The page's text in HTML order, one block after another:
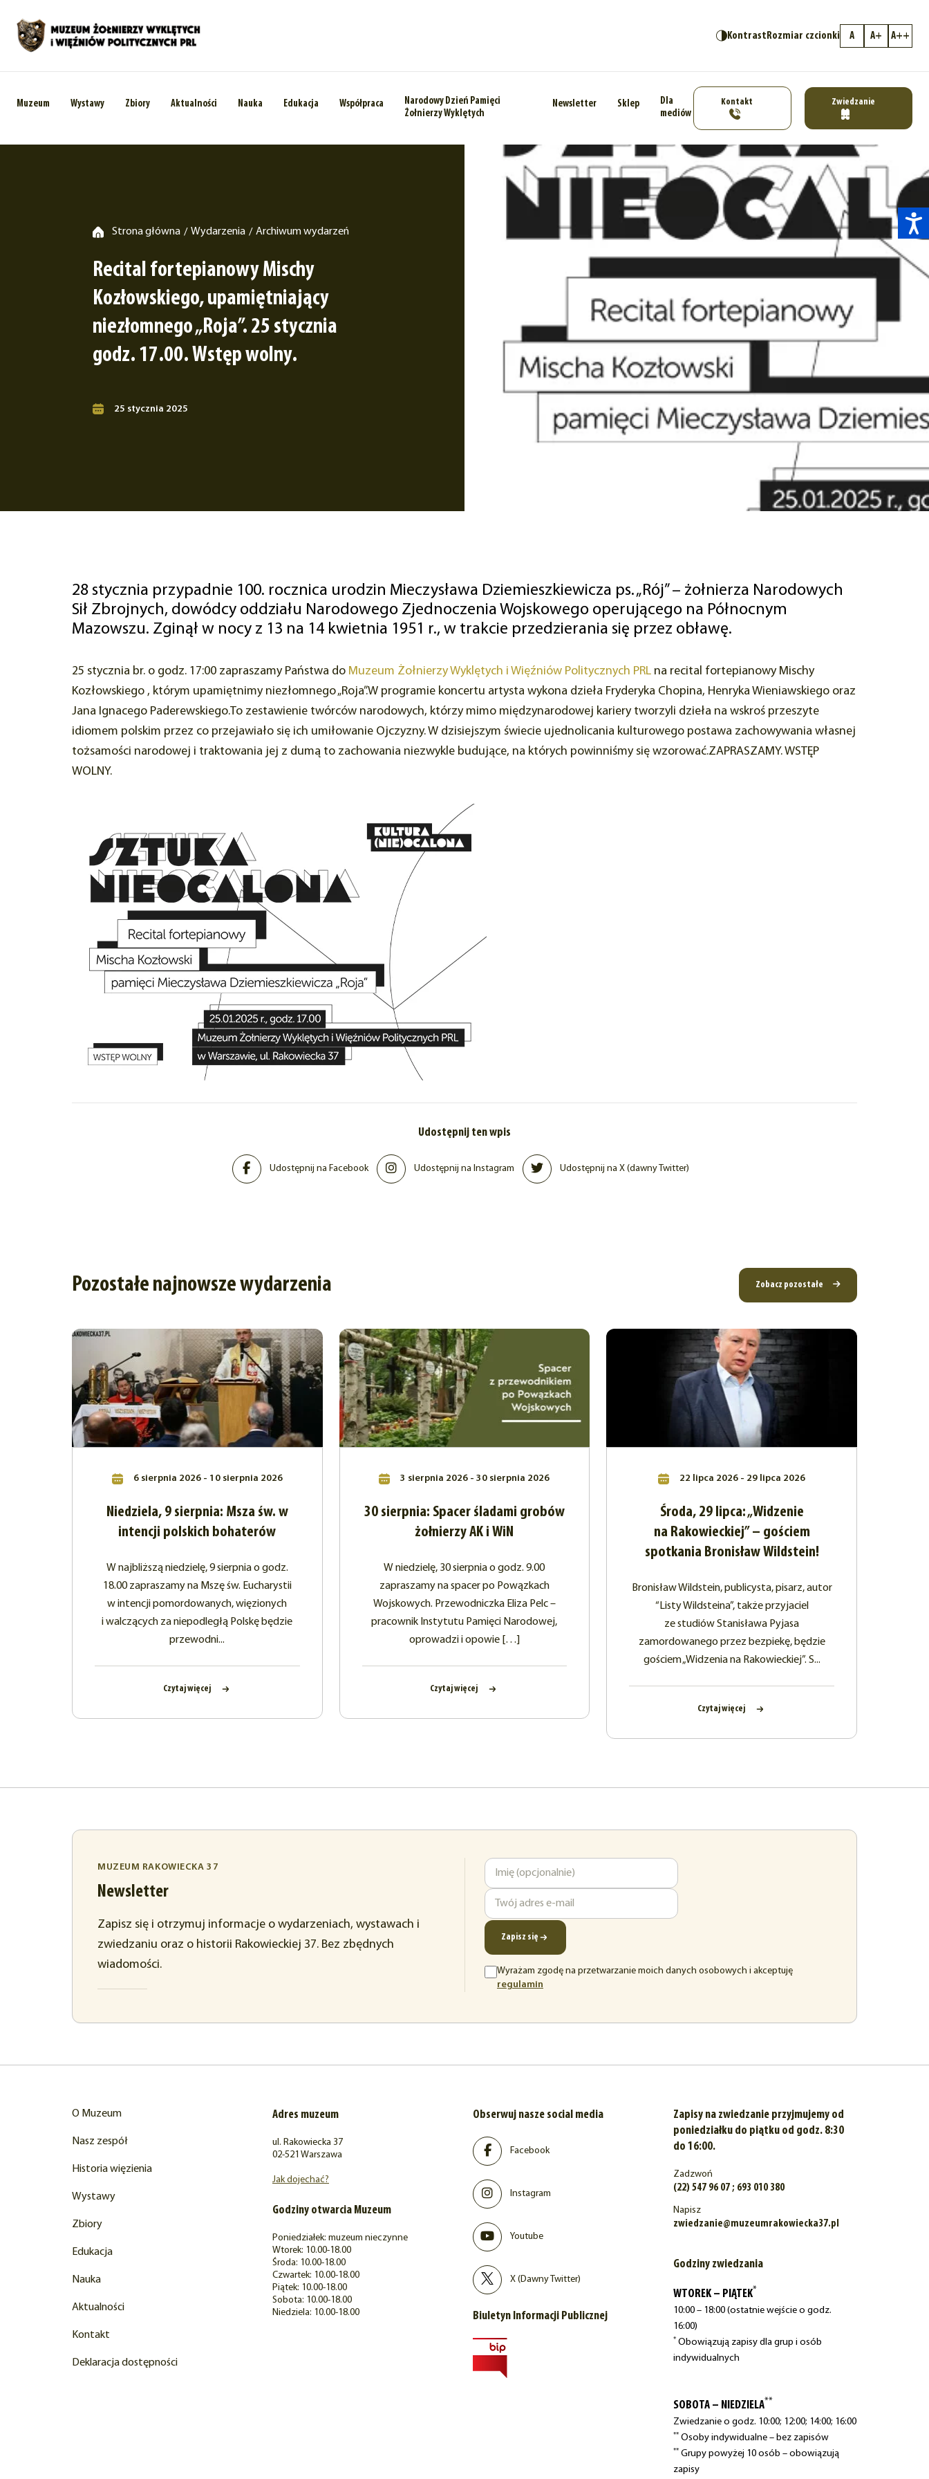
KontrastRozmiar czcionki A A+ A++
Muzeum Wystawy Zbiory Aktualności Nauka Edukacja Współpraca
Narodowy Dzień Pamięci
Żołnierzy Wyklętych
Newsletter Sklep
Dla
mediów
Kontakt Zwiedzanie
Strona główna / Wydarzenia / Archiwum wydarzeń
Recital fortepianowy Mischy
Kozłowskiego, upamiętniający
niezłomnego „Roja”. 25 stycznia
godz. 17.00. Wstęp wolny.
25 stycznia 2025
28 stycznia przypadnie 100. rocznica urodzin Mieczysława Dziemieszkiewicza ps. „Rój” – żołnierza Narodowych
Sił Zbrojnych, dowódcy oddziału Narodowego Zjednoczenia Wojskowego operującego na Północnym
Mazowszu. Zginął w nocy z 13 na 14 kwietnia 1951 r., w trakcie przedzierania się przez obławę.
25 stycznia br. o godz. 17:00 zapraszamy Państwa do Muzeum Żołnierzy Wyklętych i Więźniów Politycznych PRL na recital fortepianowy Mischy
Kozłowskiego , którym upamiętnimy niezłomnego „Roja”.W programie koncertu artysta wykona dzieła Fryderyka Chopina, Henryka Wieniawskiego oraz
Jana Ignacego Paderewskiego.To zestawienie twórców narodowych, którzy mimo międzynarodowej kariery tworzyli dzieła na wskroś przeszyte
idiomem polskim przez co przejawiało się ich umiłowanie Ojczyzny. W dzisiejszym świecie ujednolicania kulturowego postawa zachowywania własnej
tożsamości narodowej i traktowania jej z dumą to zachowania niezwykle budujące, na których powinniśmy się wzorować.ZAPRASZAMY. WSTĘP
WOLNY.
Udostępnij ten wpis
Udostępnij na Facebook Udostępnij na Instagram Udostępnij na X (dawny Twitter)
Pozostałe najnowsze wydarzenia Zobacz pozostałe
6 sierpnia 2026 - 10 sierpnia 2026
Niedziela, 9 sierpnia: Msza św. w
intencji polskich bohaterów
W najbliższą niedzielę, 9 sierpnia o godz.
18.00 zapraszamy na Mszę św. Eucharystii
w intencji pomordowanych, więzionych
i walczących za niepodległą Polskę będzie
przewodni...
Czytaj więcej
3 sierpnia 2026 - 30 sierpnia 2026
30 sierpnia: Spacer śladami grobów
żołnierzy AK i WiN
W niedzielę, 30 sierpnia o godz. 9.00
zapraszamy na spacer po Powązkach
Wojskowych. Przewodniczka Eliza Pelc –
pracownik Instytutu Pamięci Narodowej,
oprowadzi i opowie […]
Czytaj więcej
22 lipca 2026 - 29 lipca 2026
Środa, 29 lipca: „Widzenie
na Rakowieckiej” – gościem
spotkania Bronisław Wildstein!
Bronisław Wildstein, publicysta, pisarz, autor
“Listy Wildsteina”, także przyjaciel
ze studiów Stanisława Pyjasa
zamordowanego przez bezpiekę, będzie
gościem „Widzenia na Rakowieckiej”. S...
Czytaj więcej
MUZEUM RAKOWIECKA 37
Newsletter
Zapisz się i otrzymuj informacje o wydarzeniach, wystawach i
zwiedzaniu oraz o historii Rakowieckiej 37. Bez zbędnych
wiadomości.
Imię
Adres
e-
mail
Zapisz się
Wyrażam zgodę na przetwarzanie moich danych osobowych i akceptuję
regulamin
nowej
O Muzeum
Nasz zespół
Historia więzienia
Wystawy
Zbiory
Edukacja
Nauka
Aktualności
Kontakt
Deklaracja dostępności
Adres muzeum
ul. Rakowiecka 37
02-521 Warszawa
Jak dojechać?
Godziny otwarcia Muzeum
Poniedziałek: muzeum nieczynne
Wtorek: 10.00-18.00
Środa: 10.00-18.00
Czwartek: 10.00-18.00
Piątek: 10.00-18.00
Sobota: 10.00-18.00
Niedziela: 10.00-18.00
Obserwuj nasze social media
Facebook
Instagram
Youtube
X (Dawny Twitter)
Biuletyn Informacji Publicznej
Zapisy na zwiedzanie przyjmujemy od
poniedziałku do piątku od godz. 8:30
do 16:00.
Zadzwoń
(22) 547 96 07 ; 693 010 380
Napisz
zwiedzanie@muzeumrakowiecka37.pl
Godziny zwiedzania
WTOREK – PIĄTEK*
10:00 – 18:00 (ostatnie wejście o godz.
16:00)
* Obowiązują zapisy dla grup i osób
indywidualnych
SOBOTA – NIEDZIELA**
Zwiedzanie o godz. 10:00; 12:00; 14:00; 16:00
** Osoby indywidualne – bez zapisów
** Grupy powyżej 10 osób – obowiązują
zapisy